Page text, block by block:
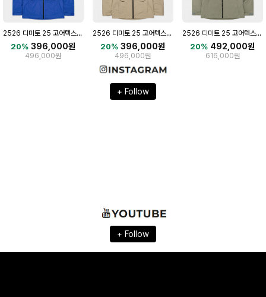
2526 디미토 25 고어텍스 2L 보드복 자켓 IMPERIAL BLUE
20% 396,000원
496,000원
2526 디미토 25 고어텍스 2L 보드복 자켓 TAUPE
20% 396,000원
496,000원
2526 디미토 25 고어텍스 2L 다운 보드복 자켓 SLATE SAGE
20% 492,000원
616,000원
+ Follow
+ Follow